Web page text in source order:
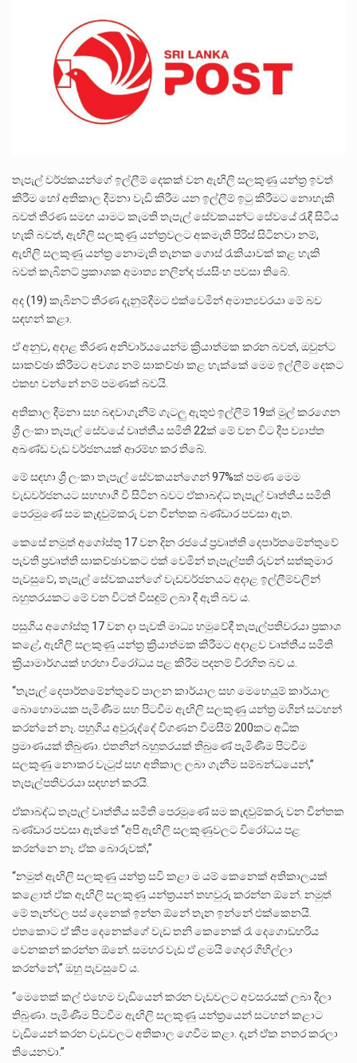
තැපැල් වර්ජකයන්ගේ ඉල්ලීම් දෙකක් වන ඇඟිලි සලකුණු යන්ත්‍ර ඉවත්
කිරීම හෝ අතිකාල දීමනා වැඩි කිරීම යන ඉල්ලීම් ඉටු කිරීමට නොහැකි
බවත් තීරණ සමඟ යාමට කැමති තැපැල් සේවකයන්ට සේවයේ රැඳී සිටිය
හැකි බවත්, ඇඟිලි සලකුණු යන්ත්‍රවලට අකමැති පිරිස් සිටිනවා නම්,
ඇඟිලි සලකුණු යන්ත්‍ර නොමැති තැනක ගොස් රැකියාවක් කළ හැකි
බවත් කැබිනට් ප්‍රකාශක අමාත්‍ය නලින්ද ජයසිංහ පවසා තිබේ.
අද (19) කැබිනට් තීරණ දැනුම්දීමට එක්වෙමින් අමාත්‍යවරයා මේ බව
සඳහන් කළා.
ඒ අනුව, අදාළ තීරණ අනිවාර්යයෙන්ම ක්‍රියාත්මක කරන බවත්, ඔවුන්ට
සාකච්ඡා කිරීමට අවශ්‍ය නම් සාකච්ඡා කළ හැක්කේ මෙම ඉල්ලීම් දෙකට
එකඟ වන්නේ නම් පමණක් බවයි.
අතිකාල දීමනා සහ බඳවාගැනීම් ගැටලු ඇතුළු ඉල්ලීම් 19ක් මුල් කරගෙන
ශ්‍රී ලංකා තැපැල් සේවයේ වෘත්තීය සමිති 22ක් මේ වන විට දීප ව්‍යාප්ත
අඛණ්ඩ වැඩ වර්ජනයක් ආරම්භ කර තිබේ.
මේ සඳහා ශ්‍රී ලංකා තැපැල් සේවකයන්ගෙන් 97%ක් පමණ මෙම
වැඩවර්ජනයට සහභාගී වී සිටින බවට ඒකාබද්ධ තැපැල් වෘත්තීය සමිති
පෙරමුණේ සම කැඳවුම්කරු වන චින්තක බණ්ඩාර පවසා ඇත.
කෙසේ නමුත් අගෝස්තු 17 වන දින රජයේ ප්‍රවෘත්ති දෙපාර්තමේන්තුවේ
පැවති ප්‍රවෘත්ති සාකච්ඡාවකට එක් වෙමින් තැපැල්පති රුවන් සත්කුමාර
පැවසුවේ, තැපැල් සේවකයන්ගේ වැඩවර්ජනයට අදාළ ඉල්ලීම්වලින්
බහුතරයකට මේ වන විටත් විසඳුම් ලබා දී ඇති බව ය.
පසුගිය අගෝස්තු 17 වන දා පැවති මාධ්‍ය හමුවේදී තැපැල්පතිවරයා ප්‍රකාශ
කළේ, ඇඟිලි සලකුණු යන්ත්‍ර ක්‍රියාත්මක කිරීමට අදාළව වෘත්තීය සමිති
ක්‍රියාමාර්ගයක් හරහා විරෝධය පළ කිරීම පදනම් විරහිත බව ය.
“තැපැල් දෙපාර්තමේන්තුවේ පාලන කාර්යාල සහ මෙහෙයුම් කාර්යාල
බොහොමයක පැමිණීම සහ පිටවීම ඇඟිලි සලකුණු යන්ත්‍ර මගින් සටහන්
කරන්නේ නෑ. පහුගිය අවුරුද්දේ විගණන විමසීම් 200කට අධික
ප්‍රමාණයක් තිබුණා. එතනින් බහුතරයක් තිබුණේ පැමිණීම පිටවීම
සලකුණු නොකර වැටුප් සහ අතිකාල ලබා ගැනීම සම්බන්ධයෙන්,”
තැපැල්පතිවරයා සඳහන් කරයි.
ඒකාබද්ධ තැපැල් වෘත්තීය සමිති පෙරමුණේ සම කැඳවුම්කරු වන චින්තක
බණ්ඩාර පවසා ඇත්තේ “අපි ඇඟිලි සලකුණුවලට විරෝධය පළ
කරන්නෙ නෑ. ඒක බොරුවක්,”
“නමුත් ඇඟිලි සලකුණු යන්ත්‍ර සවි කළා ම යම් කෙනෙක් අතිකාලයක්
කළොත් ඒක ඇඟිලි සලකුණු යන්ත්‍රයන් තහවුරු කරන්න ඕනේ. නමුත්
මේ තැන්වල පස් දෙනෙක් ඉන්න ඕනේ තැන ඉන්නේ එක්කෙනයි.
එතකොට ඒ කීප දෙනෙක්ගේ වැඩ තනි කෙනෙක් රෑ දෙගොඩහරිය
වෙනකන් කරන්න ඕනේ. සමහර වැඩ ඒ ළමයි ගෙදර ගිහිල්ලා
කරන්නේ,” ඔහු පැවසුවේ ය.
“මෙතෙක් කල් එහෙම වැඩියෙන් කරන වැඩවලට අවසරයක් ලබා දීලා
තිබුණා. පැමිණීම පිටවීම ඇඟිලි සලකුණු යන්ත්‍රයෙන් සටහන් කළාට
වැඩියෙන් කරන වැඩවලට අතිකාල ගෙවීම කළා. දැන් ඒක නතර කරලා
තියෙනවා.”